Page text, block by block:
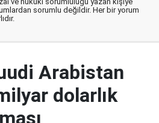
sorumlu değildir. Her bir yorum
Arabistan
dolarlık